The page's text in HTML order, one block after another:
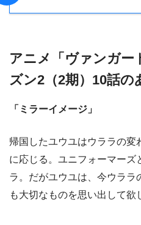
アニメ「ヴァンガー
ズン2（2期）10話
「ミラーイメージ」
帰国したユウユはウララの変
に応じる。ユニフォーマーズ
ラ。だがユウユは、今ウララ
も大切なものを思い出して欲